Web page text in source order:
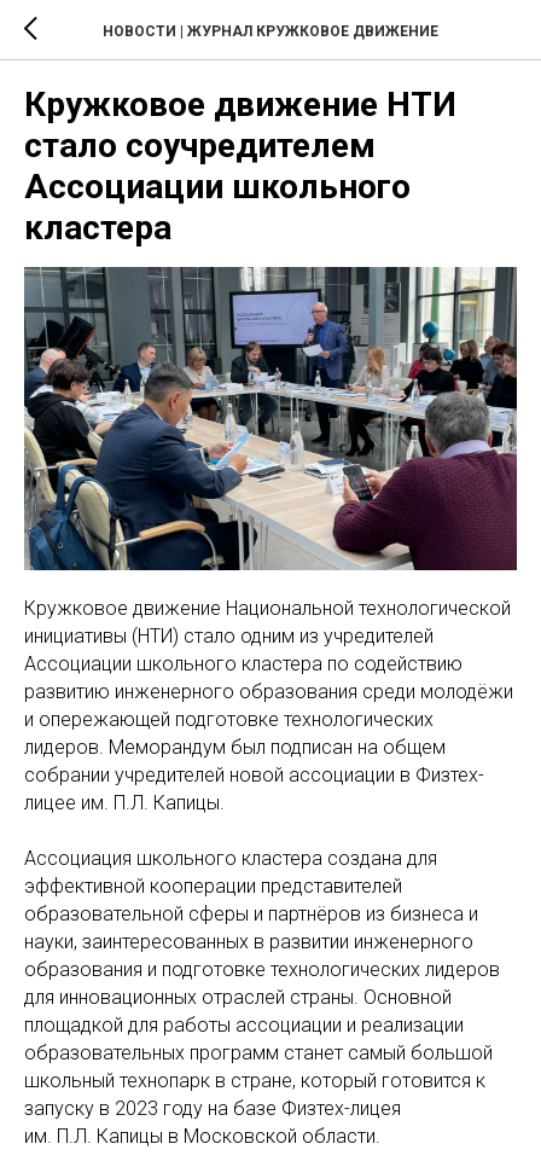
НОВОСТИ | ЖУРНАЛ КРУЖКОВОЕ ДВИЖЕНИЕ
Кружковое движение НТИ
стало соучредителем
Ассоциации школьного
кластера
Кружковое движение Национальной технологической
инициативы (НТИ) стало одним из учредителей
Ассоциации школьного кластера по содействию
развитию инженерного образования среди молодёжи
и опережающей подготовке технологических
лидеров. Меморандум был подписан на общем
собрании учредителей новой ассоциации в Физтех-
лицее им. П.Л. Капицы.
Ассоциация школьного кластера создана для
эффективной кооперации представителей
образовательной сферы и партнёров из бизнеса и
науки, заинтересованных в развитии инженерного
образования и подготовке технологических лидеров
для инновационных отраслей страны. Основной
площадкой для работы ассоциации и реализации
образовательных программ станет самый большой
школьный технопарк в стране, который готовится к
запуску в 2023 году на базе Физтех-лицея
им. П.Л. Капицы в Московской области.